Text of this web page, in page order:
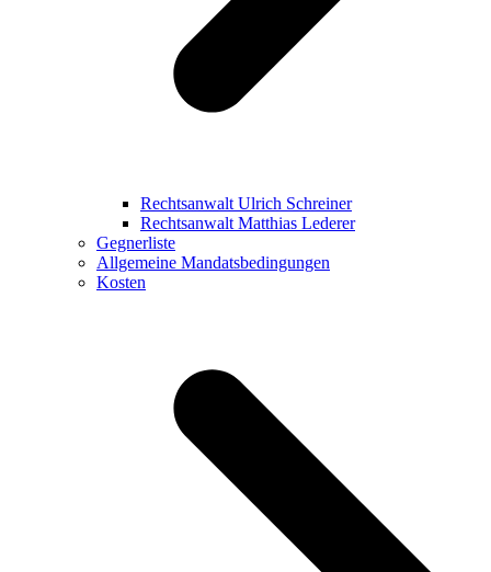
Rechtsanwalt Ulrich Schreiner
Rechtsanwalt Matthias Lederer
Gegnerliste
Allgemeine Mandatsbedingungen
Kosten